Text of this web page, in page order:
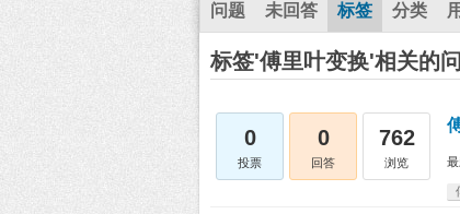
问题 未回答 标签 分类
标签'傅里叶变换'相关的
0
投票
0
回答
762
浏览